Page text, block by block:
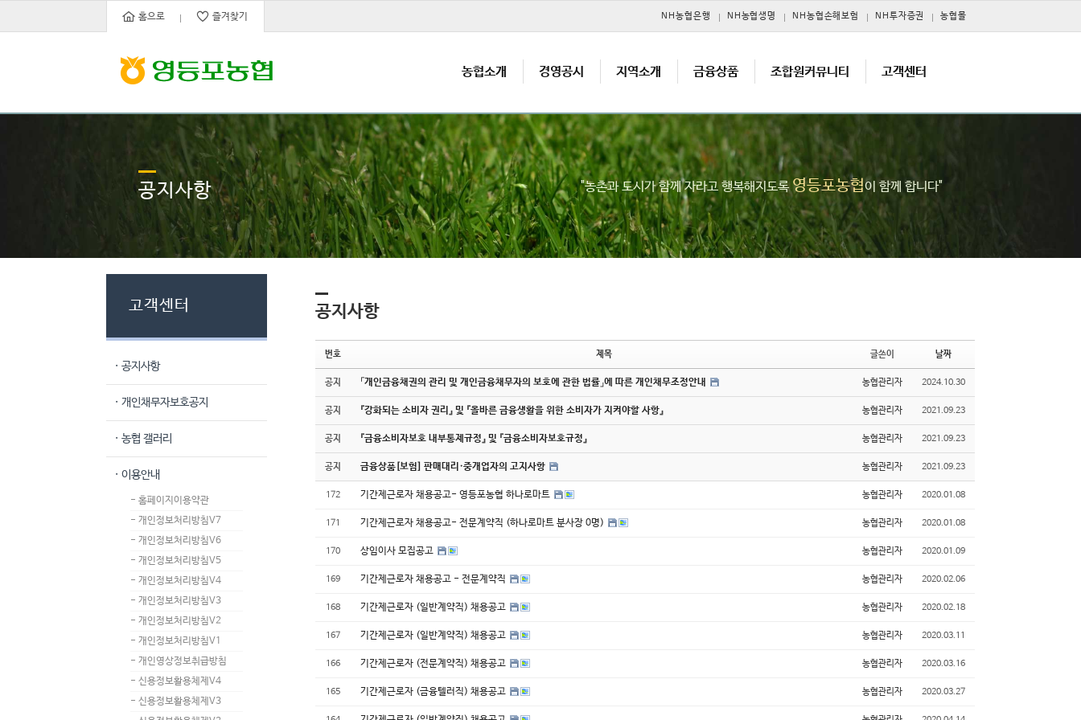
홈으로 즐겨찾기 NH농협은행 NH농협생명 NH농협손해보험 NH투자증권 농협몰
농협소개 경영공시 지역소개 금융상품 조합원커뮤니티 고객센터
공지사항 "농촌과 도시가 함께 자라고 행복해지도록영등포농협이 함께 합니다"
고객센터
· 공지사항
· 개인채무자보호공지
· 농협 갤러리
· 이용안내
- 홈페이지이용약관
- 개인정보처리방침V7
- 개인정보처리방침V6
- 개인정보처리방침V5
- 개인정보처리방침V4
- 개인정보처리방침V3
- 개인정보처리방침V2
- 개인정보처리방침V1
- 개인영상정보취급방침
- 신용정보활용체제V4
- 신용정보활용체제V3
공지사항
번호 제목 글쓴이 날짜
공지 「개인금융채권의 관리 및 개인금융채무자의 보호에 관한 법률」에 따른 개인채무조정안내 농협관리자 2024.10.30
공지 『강화되는 소비자 권리』 및 『올바른 금융생활을 위한 소비자가 지켜야할 사항』 농협관리자 2021.09.23
공지 『금융소비자보호 내부통제규정』 및 『금융소비자보호규정』 농협관리자 2021.09.23
공지 금융상품[보험] 판매대리·중개업자의 고지사항 농협관리자 2021.09.23
172 기간제근로자 채용공고- 영등포농협 하나로마트 농협관리자 2020.01.08
171 기간제근로자 채용공고- 전문계약직 (하나로마트 분사장 0명) 농협관리자 2020.01.08
170 상임이사 모집공고 농협관리자 2020.01.09
169 기간제근로자 채용공고 - 전문계약직 농협관리자 2020.02.06
168 기간제근로자 (일반계약직) 채용공고 농협관리자 2020.02.18
167 기간제근로자 (일반계약직) 채용공고 농협관리자 2020.03.11
166 기간제근로자 (전문계약직) 채용공고 농협관리자 2020.03.16
165 기간제근로자 (금융텔러직) 채용공고 농협관리자 2020.03.27